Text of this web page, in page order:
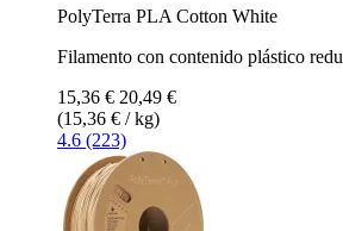
PolyTerra PLA Cotton White
Filamento con contenido plástico
15,36 € 20,49 €
(15,36 € / kg)
4.6 (223)